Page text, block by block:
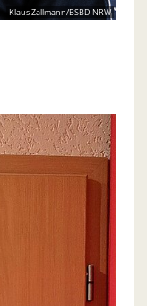
Klaus Zallmann/BSBD NRW